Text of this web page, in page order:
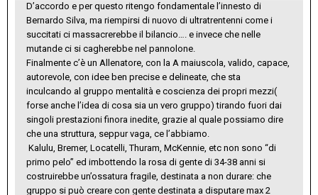
D’accordo e per questo ritengo fondamentale l’innesto di
Bernardo Silva, ma riempirsi di nuovo di ultratrentenni come i
succitati ci massacrerebbe il bilancio…. e invece che nelle
mutande ci si cagherebbe nel pannolone.
Finalmente c’è un Allenatore, con la A maiuscola, valido, capace,
autorevole, con idee ben precise e delineate, che sta
inculcando al gruppo mentalità e coscienza dei propri mezzi(
forse anche l’idea di cosa sia un vero gruppo) tirando fuori dai
singoli prestazioni finora inedite, grazie al quale possiamo dire
che una struttura, seppur vaga, ce l’abbiamo.
Kalulu, Bremer, Locatelli, Thuram, McKennie, etc non sono “di
primo pelo” ed imbottendo la rosa di gente di 34-38 anni si
costruirebbe un’ossatura fragile, destinata a non durare: che
gruppo si può creare con gente destinata a disputare max 2